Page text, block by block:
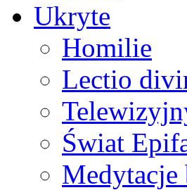
Ukryte
Homilie
Lectio
Świat